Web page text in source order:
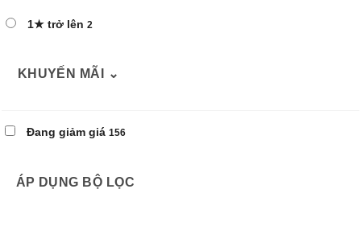
1★ trở lên 2
KHUYẾN MÃI ⌄
Đang giảm giá 156
ÁP DỤNG BỘ LỌC